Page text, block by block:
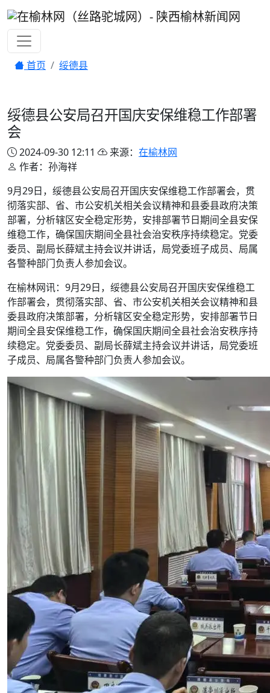
首页 绥德县
绥德县公安局召开国庆安保维稳工作部署
会
2024-09-30 12:11 来源： 在榆林网
作者：孙海祥
9月29日，绥德县公安局召开国庆安保维稳工作部署会，贯
彻落实部、省、市公安机关相关会议精神和县委县政府决策
部署，分析辖区安全稳定形势，安排部署节日期间全县安保
维稳工作，确保国庆期间全县社会治安秩序持续稳定。党委
委员、副局长薛斌主持会议并讲话，局党委班子成员、局属
各警种部门负责人参加会议。
在榆林网讯：9月29日，绥德县公安局召开国庆安保维稳工
作部署会，贯彻落实部、省、市公安机关相关会议精神和县
委县政府决策部署，分析辖区安全稳定形势，安排部署节日
期间全县安保维稳工作，确保国庆期间全县社会治安秩序持
续稳定。党委委员、副局长薛斌主持会议并讲话，局党委班
子成员、局属各警种部门负责人参加会议。